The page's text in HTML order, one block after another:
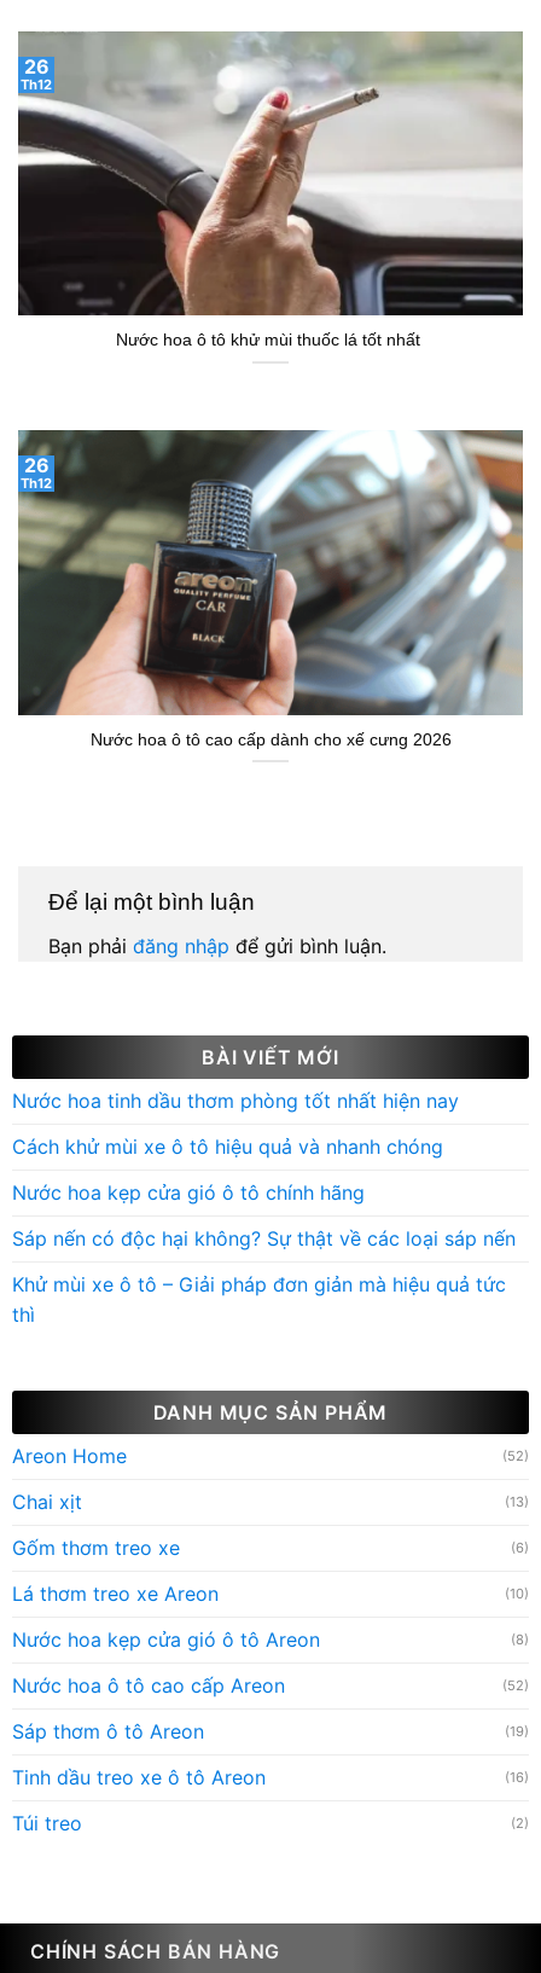
Nước hoa ô tô khử mùi thuốc lá tốt nhất
26
Th12
Nước hoa ô tô cao cấp dành cho xế cưng 2026
26
Th12
Để lại một bình luận
Bạn phải đăng nhập để gửi bình luận.
BÀI VIẾT MỚI
Nước hoa tinh dầu thơm phòng tốt nhất hiện nay
Cách khử mùi xe ô tô hiệu quả và nhanh chóng
Nước hoa kẹp cửa gió ô tô chính hãng
Sáp nến có độc hại không? Sự thật về các loại sáp nến
Khử mùi xe ô tô – Giải pháp đơn giản mà hiệu quả tức
thì
DANH MỤC SẢN PHẨM
Areon Home
(52)
Chai xịt (13)
Gốm thơm treo xe (6)
Lá thơm treo xe Areon (10)
Nước hoa kẹp cửa gió ô tô Areon (8)
Nước hoa ô tô cao cấp Areon (52)
Sáp thơm ô tô Areon (19)
Tinh dầu treo xe ô tô Areon (16)
Túi treo (2)
CHÍNH SÁCH BÁN HÀNG